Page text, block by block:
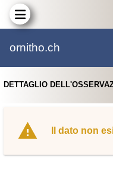
ornitho.ch
DETTAGLIO
Il dato non